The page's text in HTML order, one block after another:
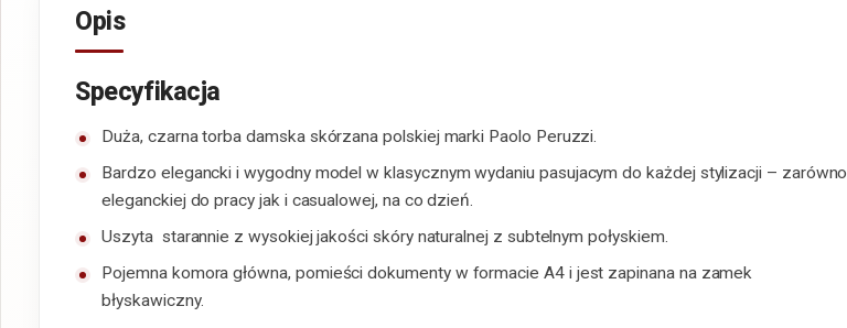
Opis
Specyfikacja
Duża, czarna torba damska skórzana polskiej marki Paolo Peruzzi.
Bardzo elegancki i wygodny model w klasycznym wydaniu pasujacym do każdej stylizacji – zarówno
eleganckiej do pracy jak i casualowej, na co dzień.
Uszyta starannie z wysokiej jakości skóry naturalnej z subtelnym połyskiem.
Pojemna komora główna, pomieści dokumenty w formacie A4 i jest zapinana na zamek
błyskawiczny.